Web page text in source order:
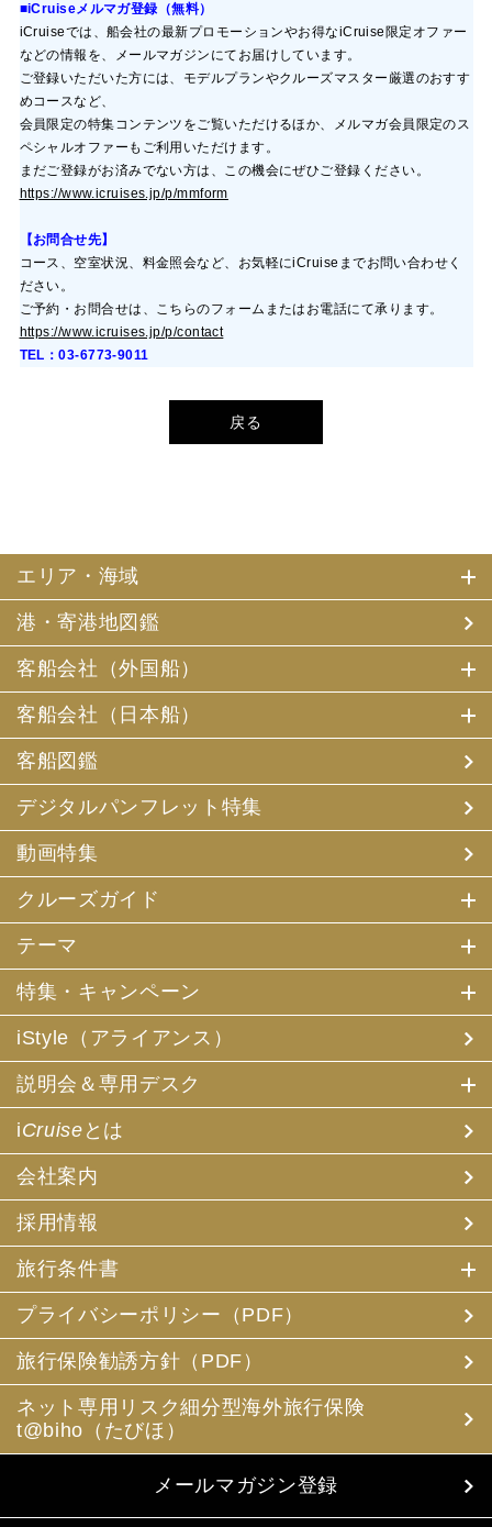
■iCruiseメルマガ登録（無料）
iCruiseでは、船会社の最新プロモーションやお得なiCruise 限定オファー
などの情報を、メールマガジンにてお届けしています。
ご登録いただいた方には、モデルプランやクルーズマスター厳選のおすす
めコースなど、
会員限定の特集コンテンツをご覧いただけるほか、メルマガ会員限定のス
ペシャルオファーもご利用いただけます。
まだご登録がお済みでない方は、この機会にぜひご登録ください。
https://www.icruises.jp/p/mmform
【お問合せ先】
コース、空室状況、料金照会など、お気軽にiCruise までお問い合わせく
ださい。
ご予約・お問合せは、こちらのフォームまたはお電話にて承ります。
https://www.icruises.jp/p/contact
TEL：03-6773-9011
戻る
エリア・海域
港・寄港地図鑑
客船会社（外国船）
客船会社（日本船）
客船図鑑
デジタルパンフレット特集
動画特集
クルーズガイド
テーマ
特集・キャンペーン
iStyle（アライアンス）
説明会＆専用デスク
iCruise とは
会社案内
採用情報
旅行条件書
プライバシーポリシー（PDF）
旅行保険勧誘方針（PDF）
ネット専用リスク細分型海外旅行保険
t@biho（たびほ）
メールマガジン登録